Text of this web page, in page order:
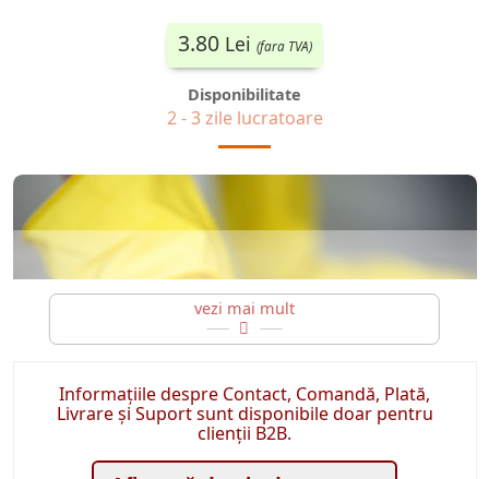
3.80 Lei (fara TVA)
Disponibilitate
2 - 3 zile lucratoare
Manusi de menaj Stanley
Maini sanatoase utilizand manusile menajere
Informațiile despre Contact, Comandă, Plată,
Livrare și Suport sunt disponibile doar pentru
clienții B2B.